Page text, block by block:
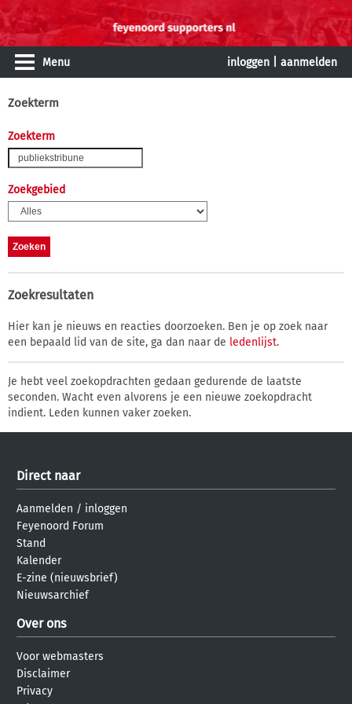
Menu inloggen aanmelden
Zoekterm
Zoekterm
Zoekgebied
Zoekresultaten
Hier kan je nieuws en reacties doorzoeken. Ben je op zoek naar
een bepaald lid van de site, ga dan naar de ledenlijst.
Je hebt veel zoekopdrachten gedaan gedurende de laatste
seconden. Wacht even alvorens je een nieuwe zoekopdracht
indient. Leden kunnen vaker zoeken.
Direct naar
Aanmelden / inloggen
Feyenoord Forum
Stand
Kalender
E-zine (nieuwsbrief)
Nieuwsarchief
Over ons
Voor webmasters
Disclaimer
Privacy